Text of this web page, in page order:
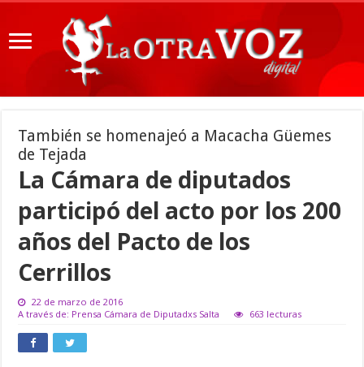
También se homenajeó a Macacha Güemes
de Tejada
La Cámara de diputados
participó del acto por los 200
años del Pacto de los
Cerrillos
22 de marzo de 2016
A través de: Prensa Cámara de Diputadxs Salta
663 lecturas